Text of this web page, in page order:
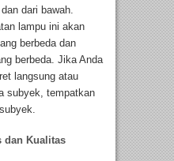
dari bawah.
lampu ini akan
berbeda dan
berbeda. Jika Anda
langsung atau
subyek, tempatkan
dan Kualitas